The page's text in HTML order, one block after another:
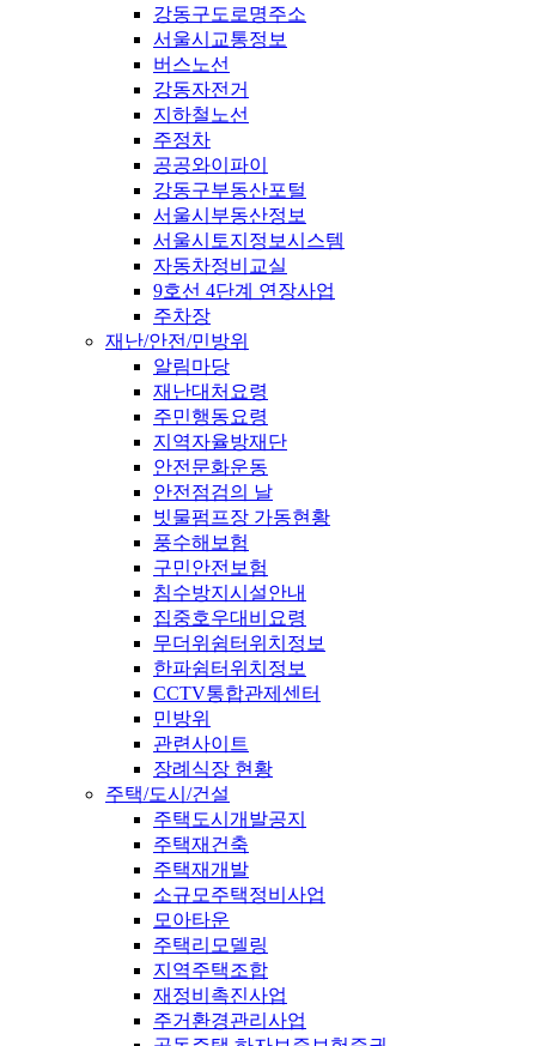
강동구도로명주소
서울시교통정보
버스노선
강동자전거
지하철노선
주정차
공공와이파이
강동구부동산포털
서울시부동산정보
서울시토지정보시스템
자동차정비교실
9호선 4단계 연장사업
주차장
재난/안전/민방위
알림마당
재난대처요령
주민행동요령
지역자율방재단
안전문화운동
안전점검의 날
빗물펌프장 가동현황
풍수해보험
구민안전보험
침수방지시설안내
집중호우대비요령
무더위쉼터위치정보
한파쉼터위치정보
CCTV통합관제센터
민방위
관련사이트
장례식장 현황
주택/도시/건설
주택도시개발공지
주택재건축
주택재개발
소규모주택정비사업
모아타운
주택리모델링
지역주택조합
재정비촉진사업
주거환경관리사업